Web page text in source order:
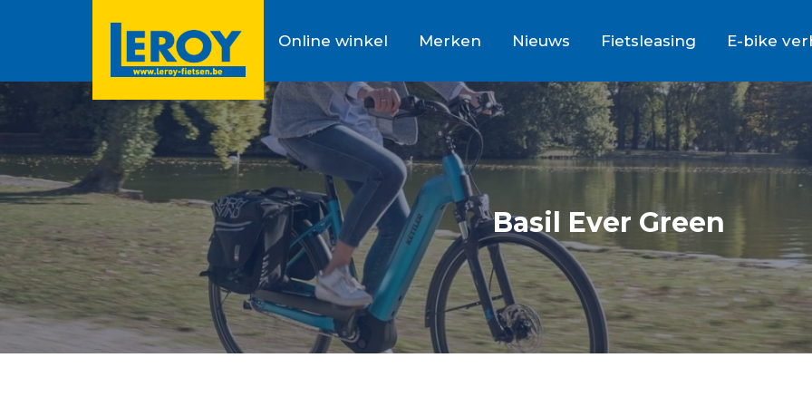
Online winkel Merken Nieuws Fietsleasing E-bike
Basil Ever Green